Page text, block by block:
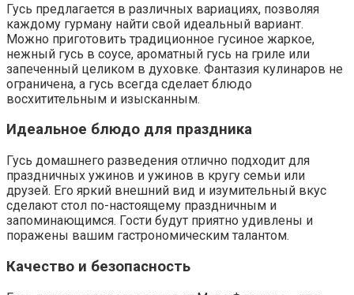
Гусь предлагается в различных вариациях, позволяя
каждому гурману найти свой идеальный вариант.
Можно приготовить традиционное гусиное жаркое,
нежный гусь в соусе, ароматный гусь на гриле или
запеченный целиком в духовке. Фантазия кулинаров не
ограничена, а гусь всегда сделает блюдо
восхитительным и изысканным.
Идеальное блюдо для праздника
Гусь домашнего разведения отлично подходит для
праздничных ужинов и ужинов в кругу семьи или
друзей. Его яркий внешний вид и изумительный вкус
сделают стол по-настоящему праздничным и
запоминающимся. Гости будут приятно удивлены и
поражены вашим гастрономическим талантом.
Качество и безопасность